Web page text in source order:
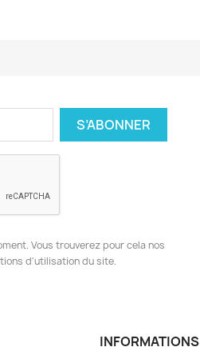
Vous trouverez pour cela nos
d'utilisation du site.
INFORMATIONS